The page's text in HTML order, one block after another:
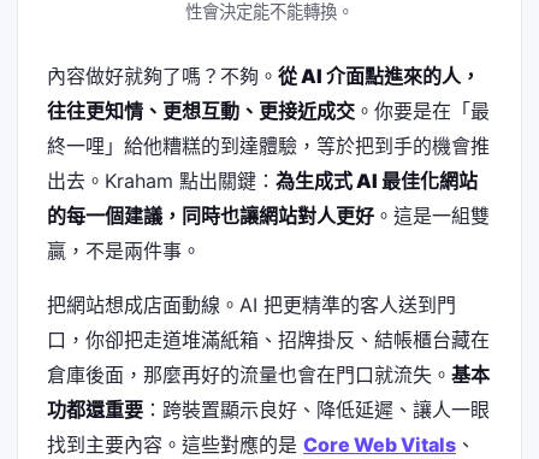
性會決定能不能轉換。
內容做好就夠了嗎？不夠。 從 AI 介面點進來的人，
往往更知情、更想互動、更接近成交 。你要是在「最
終一哩」給他糟糕的到達體驗，等於把到手的機會推
出去。Kraham 點出關鍵： 為生成式 AI 最佳化網站
的每一個建議，同時也讓網站對人更好 。這是一組雙
贏，不是兩件事。
把網站想成店面動線。AI 把更精準的客人送到門
口，你卻把走道堆滿紙箱、招牌掛反、結帳櫃台藏在
倉庫後面，那麼再好的流量也會在門口就流失。 基本
功都還重要 ：跨裝置顯示良好、降低延遲、讓人一眼
找到主要內容。這些對應的是 Core Web Vitals 、